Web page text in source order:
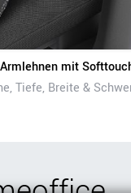
mit
Tiefe, Breite &